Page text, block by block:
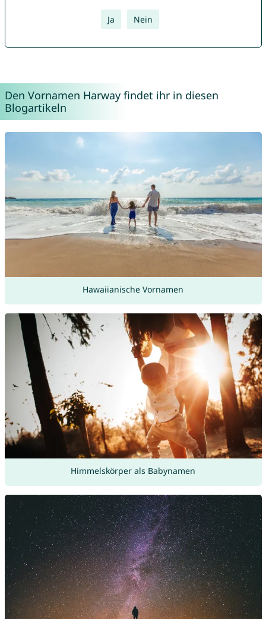
Ja Nein
Den Vornamen Harway findet ihr in diesen
Blogartikeln
Hawaiianische Vornamen
Himmelskörper als Babynamen